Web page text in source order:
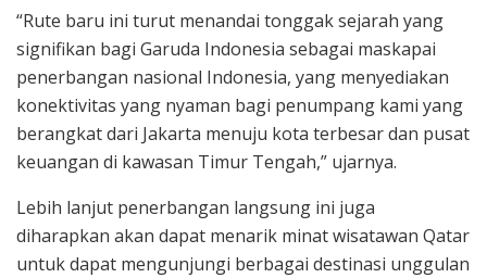
“Rute baru ini turut menandai tonggak sejarah yang
signifikan bagi Garuda Indonesia sebagai maskapai
penerbangan nasional Indonesia, yang menyediakan
konektivitas yang nyaman bagi penumpang kami yang
berangkat dari Jakarta menuju kota terbesar dan pusat
keuangan di kawasan Timur Tengah,” ujarnya.
Lebih lanjut penerbangan langsung ini juga
diharapkan akan dapat menarik minat wisatawan Qatar
untuk dapat mengunjungi berbagai destinasi unggulan